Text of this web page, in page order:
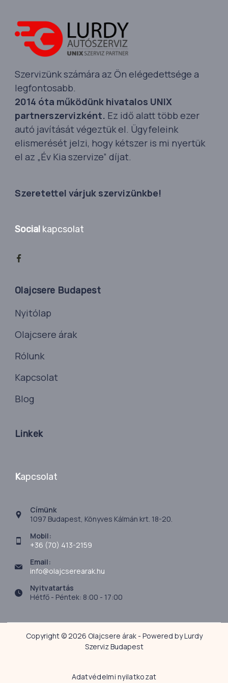
Szervizünk számára az Ön elégedettsége a
legfontosabb.
2014 óta működünk hivatalos UNIX
partnerszervizként. Ez idő alatt több ezer
autó javítását végeztük el. Ügyfeleink
elismerését jelzi, hogy kétszer is mi nyertük
el az „Év Kia szervize” díjat.
Szeretettel várjuk szervizünkbe!
Social kapcsolat
Olajcsere Budapest
Nyitólap
Olajcsere árak
Rólunk
Kapcsolat
Blog
Linkek
Kapcsolat
Címünk
1097 Budapest, Könyves Kálmán krt. 18-20.
Mobil:
+36 (70) 413-2159
Email:
info@olajcserearak.hu
Nyitvatartás
Hétfő - Péntek: 8:00 - 17:00
Copyright © 2026 Olajcsere árak - Powered by Lurdy
Szerviz Budapest
Adatvédelmi nyilatkozat